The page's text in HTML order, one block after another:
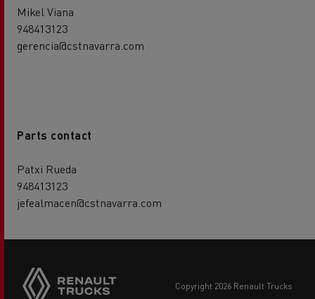
Mikel Viana
948413123
gerencia@cstnavarra.com
Parts contact
Patxi Rueda
948413123
jefealmacen@cstnavarra.com
copyright 2026 Renault Trucks